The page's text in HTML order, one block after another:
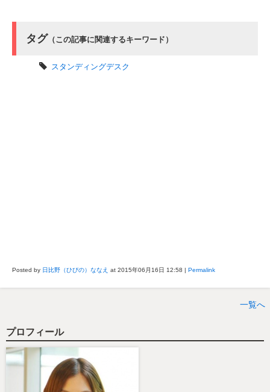
タグ （この記事に関連するキーワード）
スタンディングデスク
Posted by 日比野（ひびの）ななえ at 2015年06月16日 12:58 | Permalink
一覧へ
プロフィール